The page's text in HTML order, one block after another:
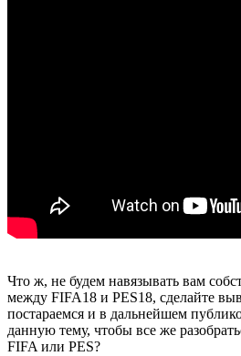
Что ж, не будем навязывать вам
между FIFA18 и PES18, сделайте
постараемся и в дальнейшем
данную тему, чтобы все же
FIFA или PES?